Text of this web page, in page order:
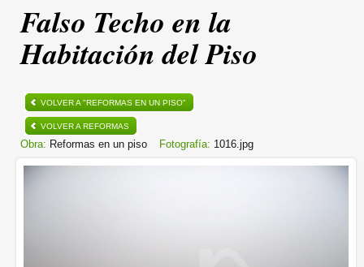
Falso Techo en la
Habitación del Piso
VOLVER A "REFORMAS EN UN PISO"
VOLVER A REFORMAS
Obra: Reformas en un piso Fotografía: 1016.jpg